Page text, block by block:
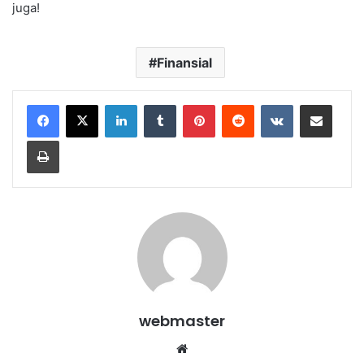
juga!
Finansial
LinkedInTumblr PinterestReddit VKontakteShare via Email
Print
webmaster